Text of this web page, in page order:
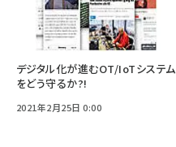
デジタル化が進むOT/IoTシステム
をどう守るか?!
2021年2月25日 0:00